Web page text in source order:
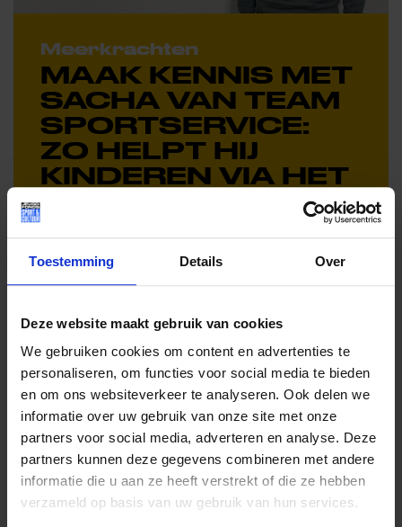
Toestemming Details Over
Deze website maakt gebruik van cookies
We gebruiken cookies om content en advertenties te
personaliseren, om functies voor social media te bieden
en om ons websiteverkeer te analyseren. Ook delen we
informatie over uw gebruik van onze site met onze
partners voor social media, adverteren en analyse. Deze
partners kunnen deze gegevens combineren met andere
informatie die u aan ze heeft verstrekt of die ze hebben
verzameld op basis van uw gebruik van hun services.
Meerkrachten
MAAK KENNIS MET
SACHA VAN TEAM
SPORTSERVICE:
ZO HELPT HIJ
KINDEREN VIA HET
SPORT & CULTUUR